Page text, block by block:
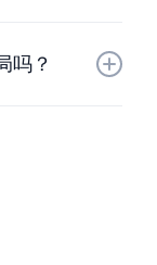
点都是多语言
吗？